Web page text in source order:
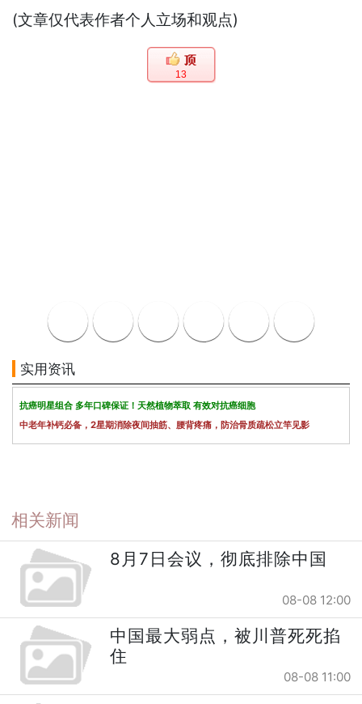
(文章仅代表作者个人立场和观点)
13
实用资讯
抗癌明星组合 多年口碑保证！天然植物萃取 有效对抗癌细胞
中老年补钙必备，2星期消除夜间抽筋、腰背疼痛，防治骨质疏松立竿见影
相关新闻
8月7日会议，彻底排除中国
08-08 12:00
中国最大弱点，被川普死死掐
住
08-08 11:00